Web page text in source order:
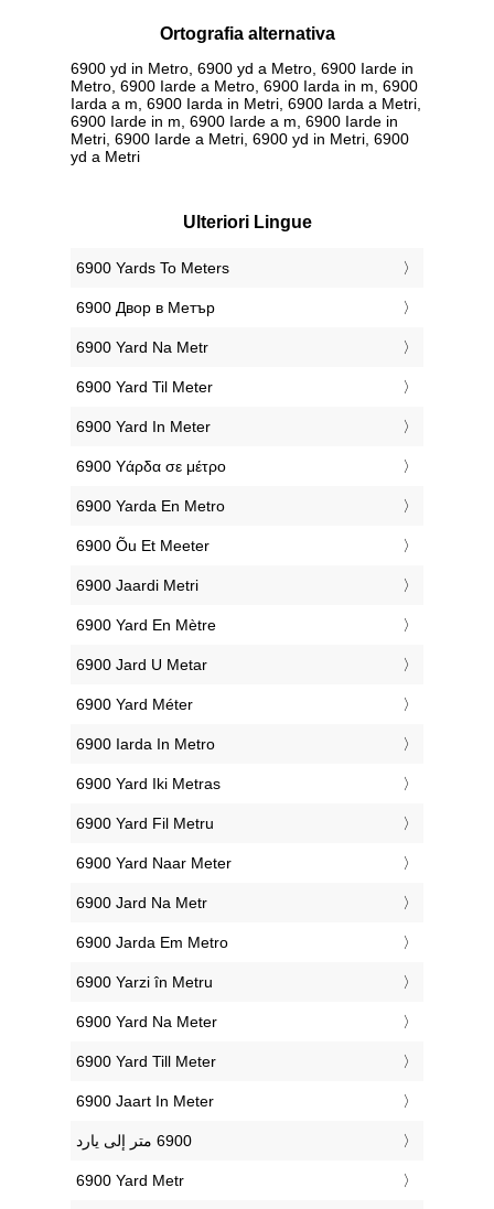
Ortografia alternativa
6900 yd in Metro, 6900 yd a Metro, 6900 Iarde in
Metro, 6900 Iarde a Metro, 6900 Iarda in m, 6900
Iarda a m, 6900 Iarda in Metri, 6900 Iarda a Metri,
6900 Iarde in m, 6900 Iarde a m, 6900 Iarde in
Metri, 6900 Iarde a Metri, 6900 yd in Metri, 6900
yd a Metri
Ulteriori Lingue
‎6900 Yards To Meters
‎6900 Двор в Метър
‎6900 Yard Na Metr
‎6900 Yard Til Meter
‎6900 Yard In Meter
‎6900 Υάρδα σε μέτρο
‎6900 Yarda En Metro
‎6900 Õu Et Meeter
‎6900 Jaardi Metri
‎6900 Yard En Mètre
‎6900 Jard U Metar
‎6900 Yard Méter
‎6900 Iarda In Metro
‎6900 Yard Iki Metras
‎6900 Yard Fil Metru
‎6900 Yard Naar Meter
‎6900 Jard Na Metr
‎6900 Jarda Em Metro
‎6900 Yarzi în Metru
‎6900 Yard Na Meter
‎6900 Yard Till Meter
‎6900 Jaart In Meter
‎6900 Yard Metr